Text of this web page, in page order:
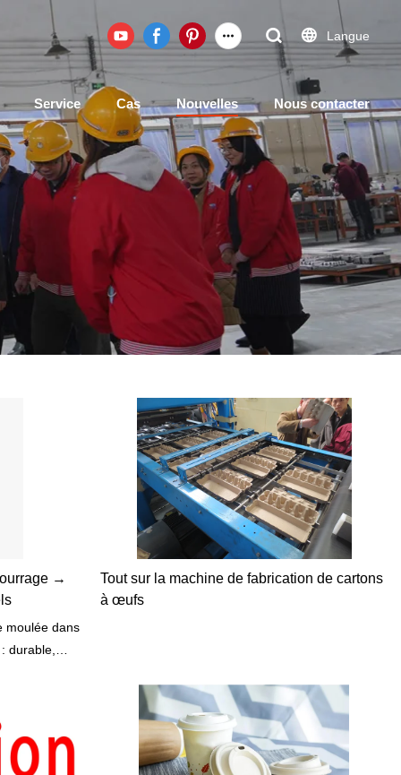
Langue
Service Cas Nouvelles Nous contacter
→
moulée dans
durable,
Tout sur la machine de fabrication de cartons
à œufs